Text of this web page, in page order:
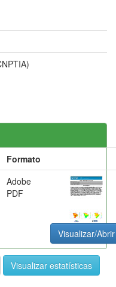
Formato
Adobe
PDF
Visualizar/Abrir
Visualizar estatísticas